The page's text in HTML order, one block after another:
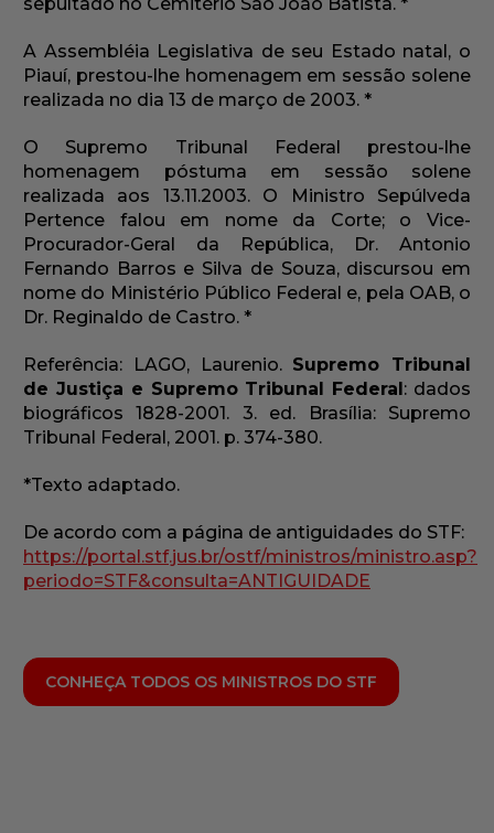
A Assembléia Legislativa de seu Estado natal, o
Piauí, prestou-lhe homenagem em sessão solene
realizada no dia 13 de março de 2003. *
O Supremo Tribunal Federal prestou-lhe
homenagem póstuma em sessão solene
realizada aos 13.11.2003. O Ministro Sepúlveda
Pertence falou em nome da Corte; o Vice-
Procurador-Geral da República, Dr. Antonio
Fernando Barros e Silva de Souza, discursou em
nome do Ministério Público Federal e, pela OAB, o
Dr. Reginaldo de Castro. *
Referência: LAGO, Laurenio. Supremo Tribunal
de Justiça e Supremo Tribunal Federal: dados
biográficos 1828-2001. 3. ed. Brasília: Supremo
Tribunal Federal, 2001. p. 374-380.
*Texto adaptado.
De acordo com a página de antiguidades do STF:
https://portal.stf.jus.br/ostf/ministros/ministro.asp?
periodo=STF&consulta=ANTIGUIDADE
CONHEÇA TODOS OS MINISTROS DO STF